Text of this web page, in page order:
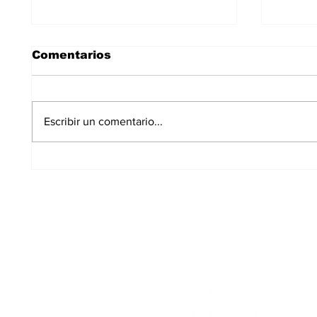
Comentarios
Escribir un comentario...